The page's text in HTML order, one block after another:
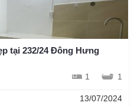
tại 232/24 Đông Hưng
1 1
13/07/2024